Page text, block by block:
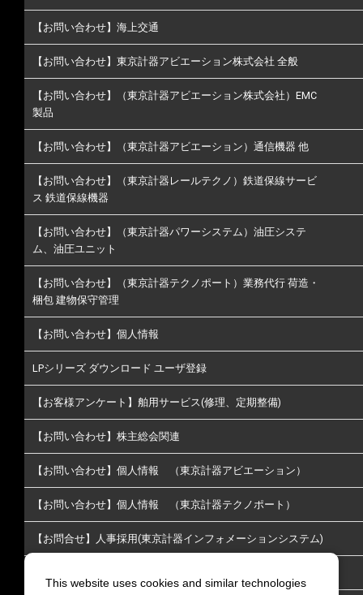
【お問い合わせ】海上交通
【お問い合わせ】東京計器アビエーション株式会社 全般
【お問い合わせ】（東京計器アビエーション株式会社）EMC
製品
【お問い合わせ】（東京計器アビエーション）通信機器 他
【お問い合わせ】（東京計器レールテクノ）鉄道保線サービ
ス 鉄道保線機器
【お問い合わせ】（東京計器パワーシステム）油圧システ
ム、油圧ユニット
【お問い合わせ】（東京計器テクノポート）業務代行 荷造・
梱包 建物保守管理
【お問い合わせ】個人情報
LPシリーズ ダウンロード ユーザ登録
【お客様アンケート】舶用サービス(修理、定期整備)
【お問い合わせ】株主総会関連
【お問い合わせ】個人情報 （東京計器アビエーション）
【お問い合わせ】個人情報 （東京計器テクノポート）
【お問合せ】人事採用(東京計器インフォメーションシステム)
This website uses cookies and similar technologies